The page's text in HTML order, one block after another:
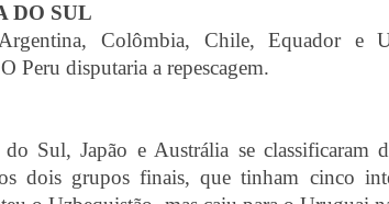
DO SUL
Colômbia, Chile, Equador e
Peru disputaria a repescagem.
Sul, Japão e Austrália se classificaram
dois grupos finais, que tinham cinco